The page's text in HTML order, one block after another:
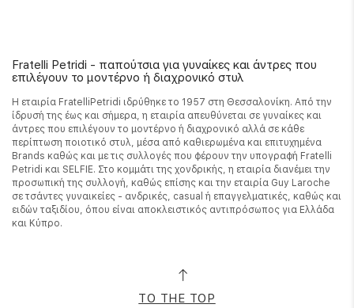
Fratelli Petridi - παπούτσια για γυναίκες και άντρες που
επιλέγουν το μοντέρνο ή διαχρονικό στυλ
Η εταιρία FratelliPetridi ιδρύθηκε το 1957 στη Θεσσαλονίκη. Από την
ίδρυσή της έως και σήμερα, η εταιρία απευθύνεται σε γυναίκες και
άντρες που επιλέγουν το μοντέρνο ή διαχρονικό αλλά σε κάθε
περίπτωση ποιοτικό στυλ, μέσα από καθιερωμένα και επιτυχημένα
Brands καθώς και με τις συλλογές που φέρουν την υπογραφή Fratelli
Petridi και SELFIE. Στο κομμάτι της χονδρικής, η εταιρία διανέμει την
προσωπική της συλλογή, καθώς επίσης και την εταιρία Guy Laroche
σε τσάντες γυναικείες - ανδρικές, casual ή επαγγελματικές, καθώς και
ειδών ταξιδίου, όπου είναι αποκλειστικός αντιπρόσωπος για Ελλάδα
και Κύπρο.
TO THE TOP